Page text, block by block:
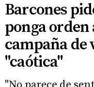
Barcones
ponga orden
campaña de
"caótica"